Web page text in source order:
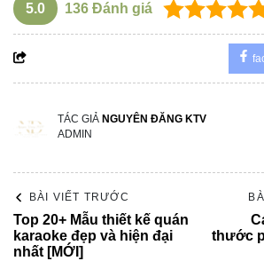
5.0 136 Đánh giá
TÁC GIẢ NGUYÊN ĐĂNG KTV
ADMIN
BÀI VIẾT TRƯỚC
Top 20+ Mẫu thiết kế quán
karaoke đẹp và hiện đại
nhất [MỚI]
thước